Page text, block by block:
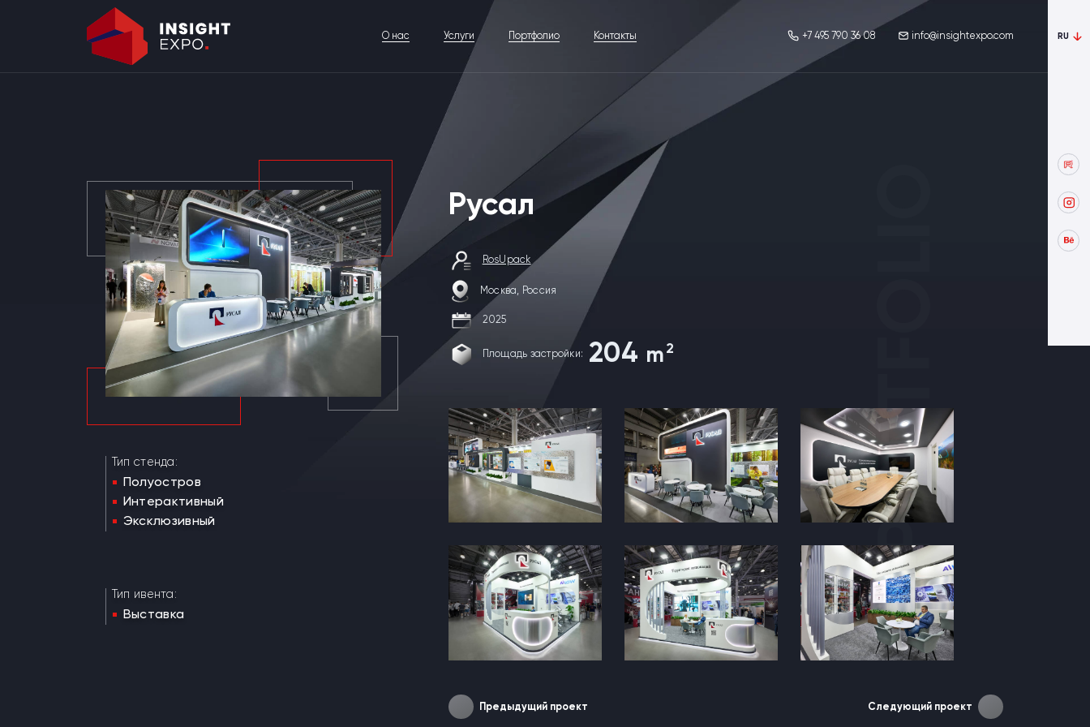
О нас Услуги Портфолио Контакты +7 495 790 36 08 info@insightexpo.com RU
PORTFOLIO
Тип стенда:
Полуостров
Интерактивный
Эксклюзивный
Тип ивента:
Выставка
Русал
RosUpack
Москва, Россия
2025
Площадь застройки: 204 m 2
Предыдущий проект Следующий проект